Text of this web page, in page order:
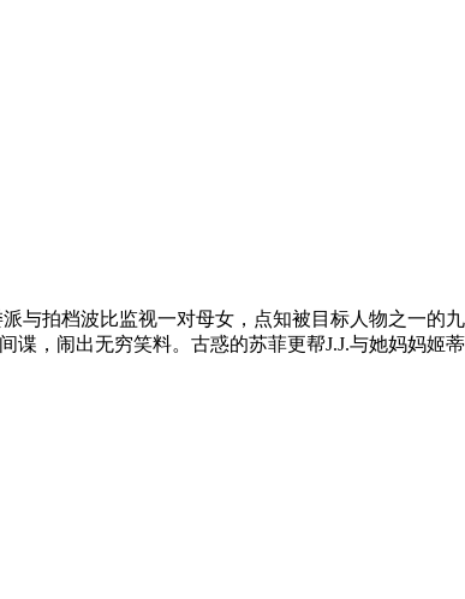
拍档波比监视一对母女，点知被目标人物之一的
，闹出无穷笑料。古惑的苏菲更帮J.J.与她妈妈姬